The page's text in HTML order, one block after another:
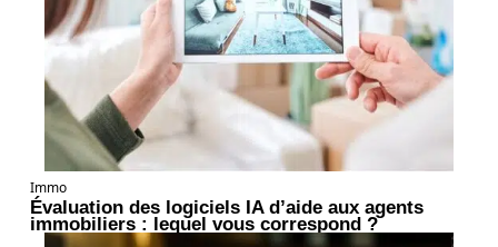
Immo
Évaluation des logiciels IA d’aide aux agents
immobiliers : lequel vous correspond ?